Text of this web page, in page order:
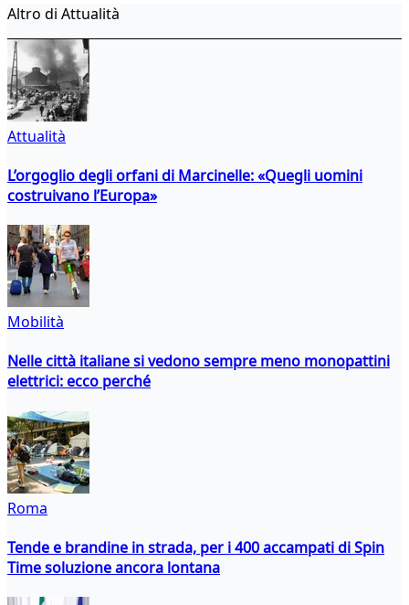
Altro di Attualità
Attualità
L’orgoglio degli orfani di Marcinelle: «Quegli uomini
costruivano l’Europa»
Mobilità
Nelle città italiane si vedono sempre meno monopattini
elettrici: ecco perché
Roma
Tende e brandine in strada, per i 400 accampati di Spin
Time soluzione ancora lontana